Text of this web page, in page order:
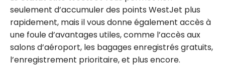
seulement d’accumuler des points WestJet plus
rapidement, mais il vous donne également accès à
une foule d’avantages utiles, comme l’accès aux
salons d’aéroport, les bagages enregistrés gratuits,
l’enregistrement prioritaire, et plus encore.